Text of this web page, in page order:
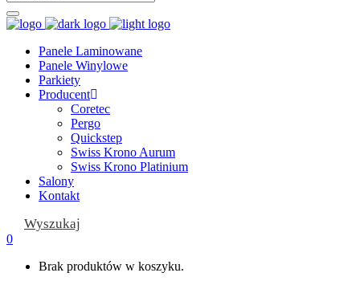
Panele Laminowane
Panele Winylowe
Parkiety
Producent
Coretec
Pergo
Quickstep
Swiss Krono Aurum
Swiss Krono Platinium
Salony
Kontakt
Wyszukaj
0
Brak produktów w koszyku.